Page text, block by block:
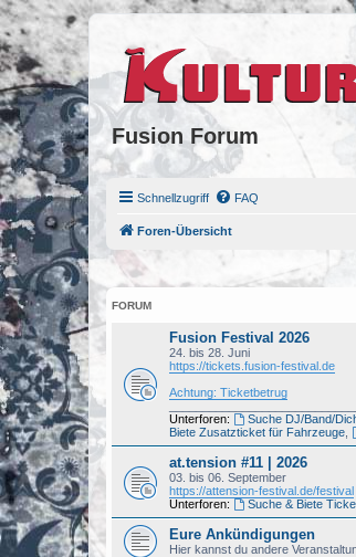
Fusion Forum
Schnellzugriff FAQ
Foren-Übersicht
FORUM
Fusion Festival 2026
24. bis 28. Juni
https://tickets.fusion-festival.de
Achtung: Ticketbetrug
Unterforen:
Suche DJ/Band/
Biete Zusatzticket für Fahrzeuge
at.tension #11 | 2026
03. bis 06. September
https://attension-festival.de/festival
Unterforen:
Suche & Biete
Eure Ankündigungen
Hier kannst du andere